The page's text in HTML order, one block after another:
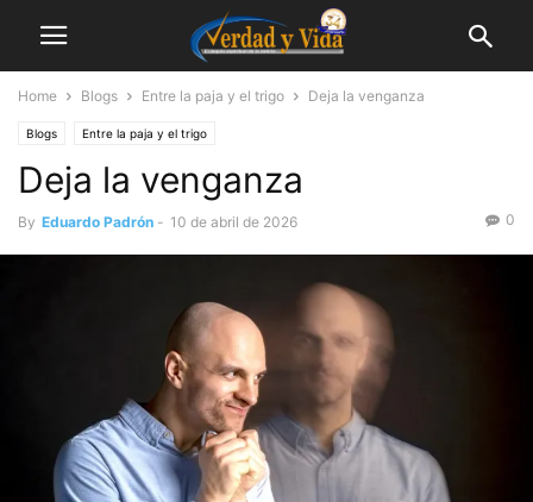
Home Blogs Entre la paja y el trigo Deja la venganza
Blogs Entre la paja y el trigo
Deja la venganza
By Eduardo Padrón - 10 de abril de 2026 0